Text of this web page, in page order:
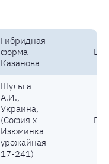
Гибридная
форма
Казанова
Шульга
А.И.,
Украина,
(София х
Изюминка
урожайная
17-241)